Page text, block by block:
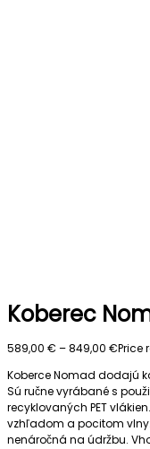
Koberec
589,00 € –849,00 €Price
Koberce Nomad dodajú
Sú ručne vyrábané s
recyklovaných PET
vzhľadom a pocitom
nenáročná na údržbu.